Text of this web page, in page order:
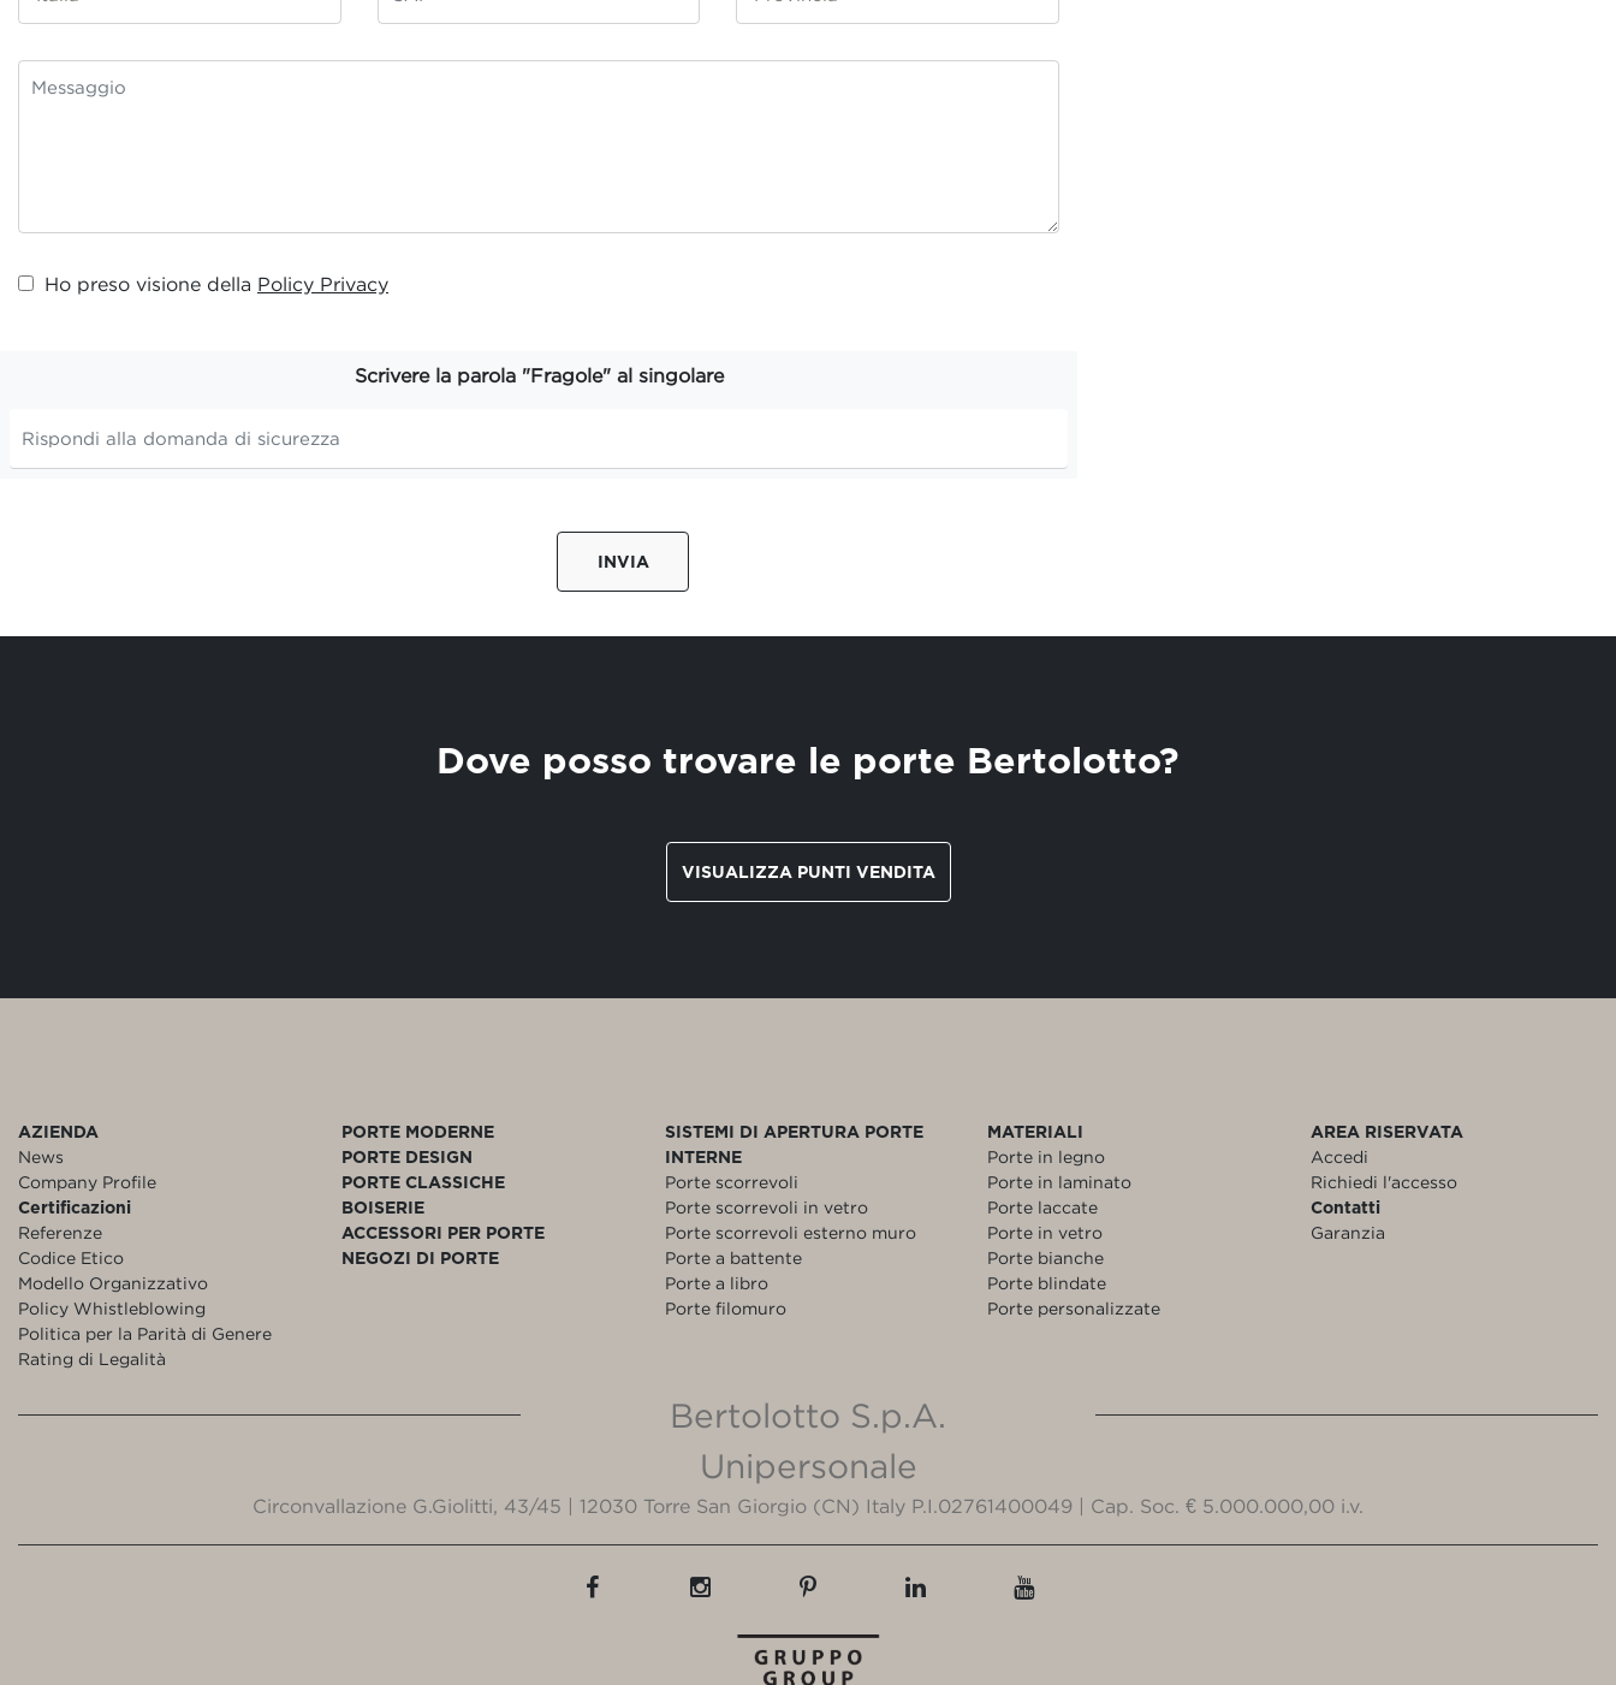
Ho preso visione della Policy Privacy
Scrivere la parola "Fragole" al singolare
INVIA
Dove posso trovare le porte Bertolotto?
VISUALIZZA PUNTI VENDITA
AZIENDA
News
Company Profile
Certificazioni
Referenze
Codice Etico
Modello Organizzativo
Policy Whistleblowing
Politica per la Parità di Genere
Rating di Legalità
PORTE MODERNE
PORTE DESIGN
PORTE CLASSICHE
BOISERIE
ACCESSORI PER PORTE
NEGOZI DI PORTE
SISTEMI DI APERTURA PORTE
INTERNE
Porte scorrevoli
Porte scorrevoli in vetro
Porte scorrevoli esterno muro
Porte a battente
Porte a libro
Porte filomuro
MATERIALI
Porte in legno
Porte in laminato
Porte laccate
Porte in vetro
Porte bianche
Porte blindate
Porte personalizzate
AREA RISERVATA
Accedi
Richiedi l'accesso
Contatti
Garanzia
Bertolotto S.p.A.
Unipersonale
Circonvallazione G.Giolitti, 43/45 | 12030 Torre San Giorgio (CN) Italy P.I.02761400049 | Cap. Soc. € 5.000.000,00 i.v.